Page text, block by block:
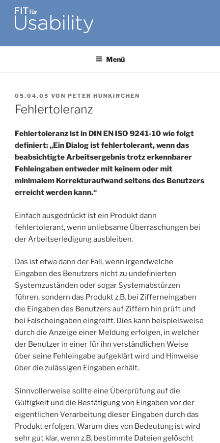
Zum
Inhalt
springen
FIT FÜR USABILITY
Menü
VERÖFFENTLICHT
AM
05.04.05 VON PETER HUNKIRCHEN
Fehlertoleranz
Fehlertoleranz ist in DIN EN ISO 9241-10 wie folgt
definiert: „Ein Dialog ist fehlertolerant, wenn das
beabsichtigte Arbeitsergebnis trotz erkennbarer
Fehleingaben entweder mit keinem oder mit
minimalem Korrekturaufwand seitens des Benutzers
erreicht werden kann.“
Einfach ausgedrückt ist ein Produkt dann
fehlertolerant, wenn unliebsame Überraschungen bei
der Arbeitserledigung ausbleiben.
Das ist etwa dann der Fall, wenn irgendwelche
Eingaben des Benutzers nicht zu undefinierten
Systemzuständen oder sogar Systemabstürzen
führen, sondern das Produkt z.B. bei Zifferneingaben
die Eingaben des Benutzers auf Ziffern hin prüft und
bei Falscheingaben eingreift. Dies kann beispielsweise
durch die Anzeige einer Meldung erfolgen, in welcher
der Benutzer in einer für ihn verständlichen Weise
über seine Fehleingabe aufgeklärt wird und Hinweise
über die zulässigen Eingaben erhält.
Sinnvollerweise sollte eine Überprüfung auf die
Gültigkeit und die Bestätigung von Eingaben vor der
eigentlichen Verarbeitung dieser Eingaben durch das
Produkt erfolgen. Warum dies von Bedeutung ist wird
sehr gut klar, wenn z.B. bestimmte Dateien gelöscht